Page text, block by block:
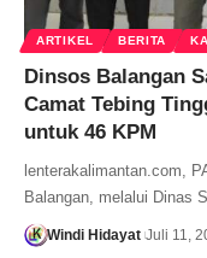
ARTIKEL BERITA
Dinsos Balangan
Camat Tebing
untuk 46 KPM
lenterakalimantan.com,
Balangan, melalui Dinas
Windi Hidayat Juli 11,